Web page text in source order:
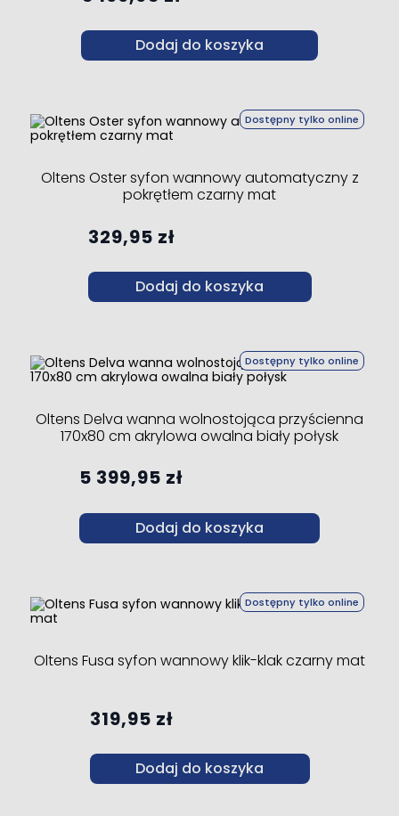
Dodaj do koszyka
Dostępny tylko online
Oltens Oster syfon wannowy automatyczny z
pokrętłem czarny mat
329,95 zł
Dodaj do koszyka
Dostępny tylko online
Oltens Delva wanna wolnostojąca przyścienna
170x80 cm akrylowa owalna biały połysk
5 399,95 zł
Dodaj do koszyka
Dostępny tylko online
Oltens Fusa syfon wannowy klik-klak czarny mat
319,95 zł
Dodaj do koszyka